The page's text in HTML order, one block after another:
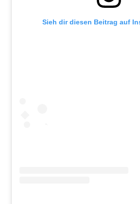
Sieh dir diesen Beitrag auf